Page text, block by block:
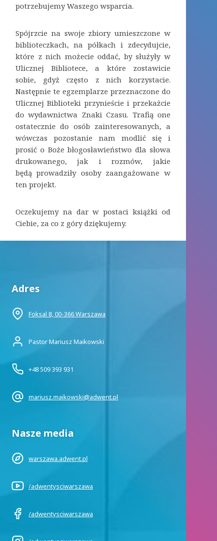
potrzebujemy Waszego wsparcia.
Spójrzcie na swoje zbiory umieszczone w
biblioteczkach, na półkach i zdecydujcie,
które z nich możecie oddać, by służyły w
Ulicznej Bibliotece, a które zostawicie
sobie, gdyż często z nich korzystacie.
Następnie te egzemplarze przeznaczone do
Ulicznej Biblioteki przynieście i przekażcie
do wydawnictwa Znaki Czasu. Trafią one
ostatecznie do osób zainteresowanych, a
wówczas pozostanie nam modlić się i
prosić o Boże błogosławieństwo dla słowa
drukowanego, jak i rozmów, jakie
będą prowadziły osoby zaangażowane w
ten projekt.
Oczekujemy na dar w postaci książki od
Ciebie, za co z góry dziękujemy.
Adres
Foksal 8, 00-366 Warszawa
Pastor Mariusz Maikowski
+48 509 393 931
mariusz.maikowski@adwent.pl
Nasze media
warszawa.adwent.pl
/adwentysciwarszawa
/adwentysciwarszawa